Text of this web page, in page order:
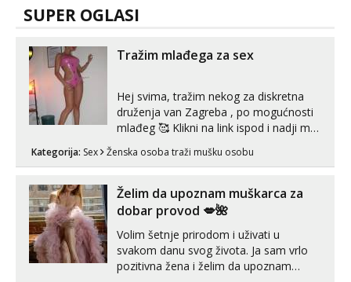
SUPER OGLASI
Tražim mlađega za sex
Hej svima, tražim nekog za diskretna
druženja van Zagreba , po mogućnosti
mlađeg 🥰 Klikni na link ispod i nadji me
Kategorija: Sex Ženska osoba traži mušku osobu
Želim da upoznam muškarca za
dobar provod 💋🌺
Volim šetnje prirodom i uživati u
svakom danu svog života. Ja sam vrlo
pozitivna žena i želim da upoznam